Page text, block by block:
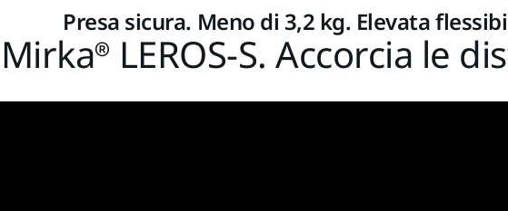
Presa sicura. Meno di 3,2 kg. Elevata
Mirka® LEROS-S. Accorcia le